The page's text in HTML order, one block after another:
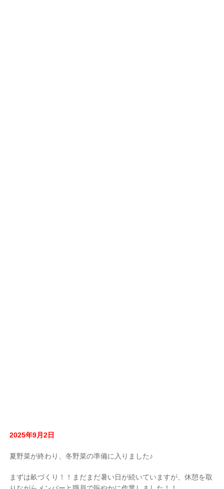
2025年9月2日
夏野菜が終わり、冬野菜の準備に入りました♪
まずは畝づくり！！まだまだ暑い日が続いていますが、休憩を取